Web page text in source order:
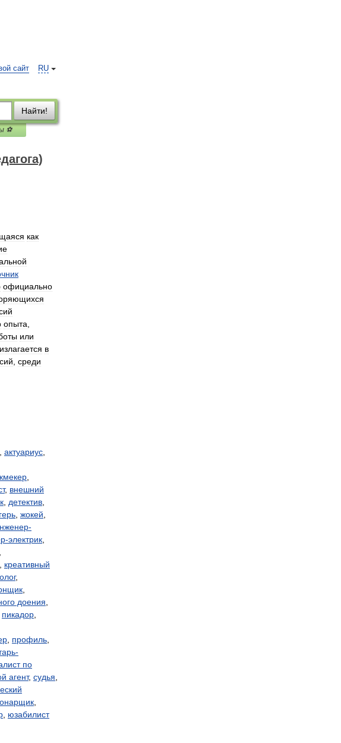
RU
сайт
Найти!
⚽
как
официально
опыта
или
излагается в
среди
актуариус
, внешний
детектив
жокей
электрик
креативный
,
доения
пикадор
профиль
по
агент, судья
юзабилист